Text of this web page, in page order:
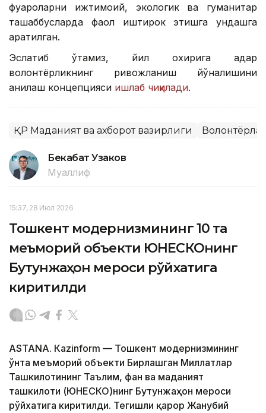
фуқароларни ижтимоий, экологик ва гуманитар
ташаббусларда фаол иштирок этишга ундашга
қаратилган.
Эслатиб ўтамиз, йил охирига қадар
волонтёрликнинг ривожланиш йўналишини
аниқлаш концепцияси ишлаб чиқилади.
ҚР Маданият ва ахборот вазирлиги
Бекабат Узаков
Муаллиф
15:37, 28 Июл 2026
Тошкент модернизмининг 10 та
меъморий объекти ЮНEСКОнинг
Бутунжаҳон мероси рўйхатига
киритилди
ASTANА. Кazinform — Тошкент модернизмининг
ўнта меъморий объекти Бирлашган Миллатлар
Ташкилотининг Таълим, фан ва маданият
ташкилоти (ЮНEСКО)нинг Бутунжаҳон мероси
рўйхатига киритилди. Тегишли қарор Жанубий